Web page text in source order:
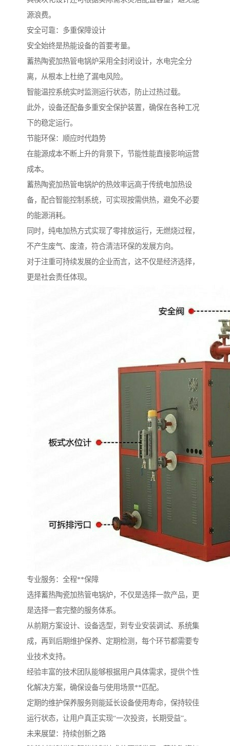
源浪费。
安全可靠：多重保障设计
安全始终是热能设备的首要考量。
蓄热陶瓷加热管电锅炉采用全封闭设计，水电完全分
离，从根本上杜绝了漏电风险。
智能温控系统实时监测运行状态，防止过热过载。
此外，设备还配备多重安全保护装置，确保在各种工况
下的稳定运行。
节能环保：顺应时代趋势
在能源成本不断上升的背景下，节能性能直接影响运营
成本。
蓄热陶瓷加热管电锅炉的热效率远高于传统电加热设
备，配合智能控制系统，可实现按需供热，避免不必要
的能源消耗。
同时，纯电加热方式实现了零排放运行，无燃烧过程，
不产生废气、废渣，符合清洁环保的发展方向。
对于注重可持续发展的企业而言，这不仅是经济选择，
更是社会责任体现。
专业服务：全程**保障
选择蓄热陶瓷加热管电锅炉，不仅是选择一款产品，更
是选择一套完整的服务体系。
从前期方案设计、设备选型，到专业安装调试、系统集
成，再到后期维护保养、定期检测，每个环节都需要专
业技术支持。
经验丰富的技术团队能够根据用户具体需求，提供个性
化解决方案，确保设备与使用场景**匹配。
定期的维护保养服务则能延长设备使用寿命，保持较佳
运行状态，让用户真正实现“一次投资，长期受益”。
未来展望：持续创新之路